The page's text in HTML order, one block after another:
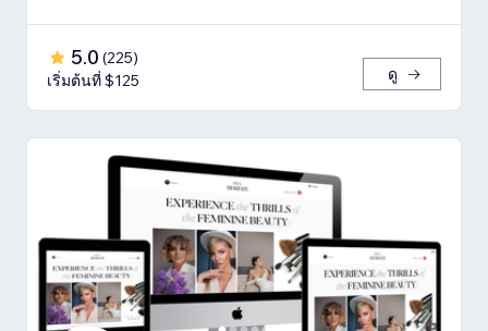
5.0 (225)
เริ่มต้นที่ $125
ดู